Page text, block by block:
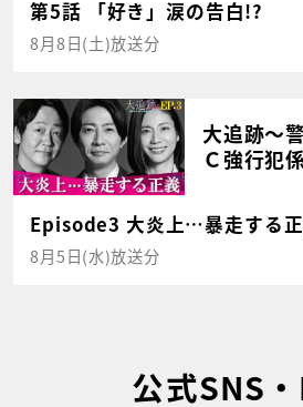
第5話 「好き」涙の告白!?
8月8日(土)放送分
大追跡～
Ｃ強行犯
Episode3 大炎上…暴走する
8月5日(水)放送分
公式SNS